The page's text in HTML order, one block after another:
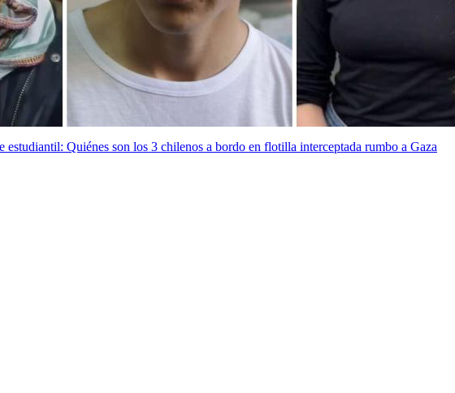
Quiénes son los 3 chilenos a bordo en flotilla interceptada rumbo a Gaza